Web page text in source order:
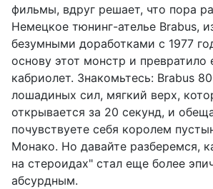
фильмы, вдруг решает, что пора
Немецкое тюнинг-ателье Brabus,
безумными доработками с 1977
основу этот монстр и превратило
кабриолет. Знакомьтесь: Brabus
лошадиных сил, мягкий верх,
открывается за 20 секунд, и
почувствуете себя королем
Монако. Но давайте разберемся,
на стероидах" стал еще более
абсурдным.